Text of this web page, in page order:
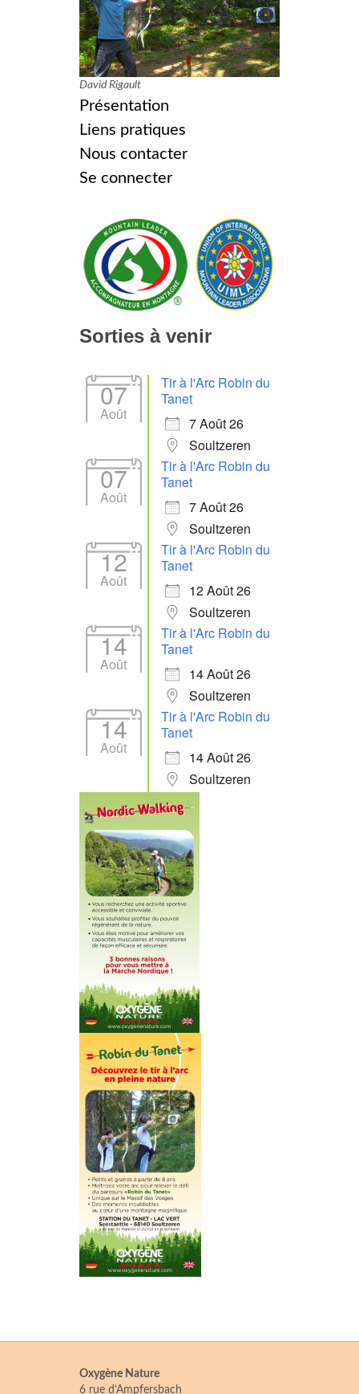
David Rigault
Présentation
Liens pratiques
Nous contacter
Se connecter
Sorties à venir
07
Août
Tir à l'Arc Robin du
Tanet
7 Août 26
Soultzeren
07
Août
Tir à l'Arc Robin du
Tanet
7 Août 26
Soultzeren
12
Août
Tir à l'Arc Robin du
Tanet
12 Août 26
Soultzeren
14
Août
Tir à l'Arc Robin du
Tanet
14 Août 26
Soultzeren
14
Août
Tir à l'Arc Robin du
Tanet
14 Août 26
Soultzeren
Oxygène Nature
6 rue d’Ampfersbach